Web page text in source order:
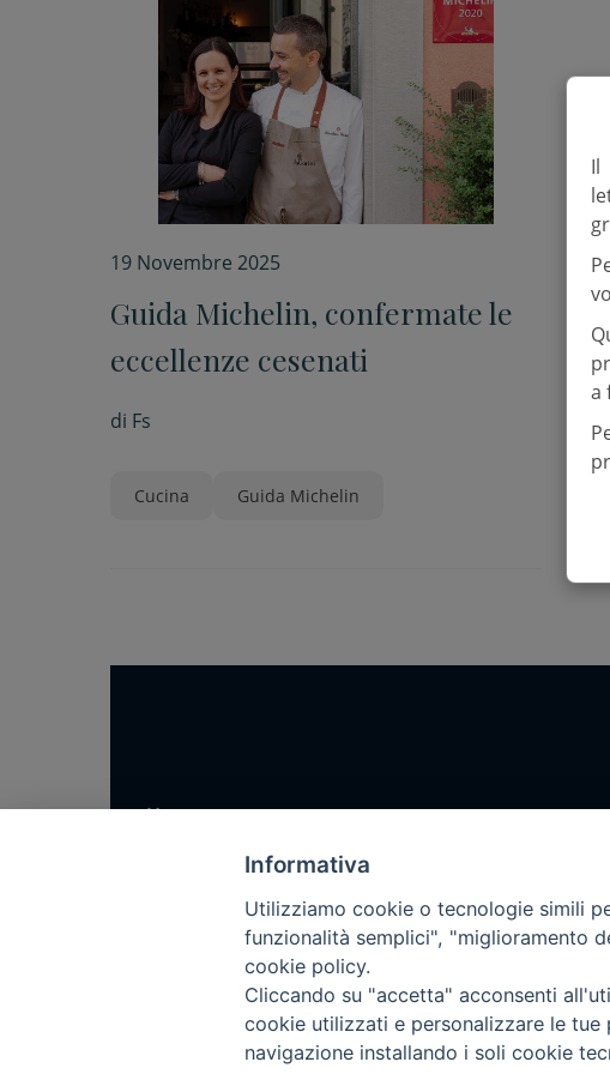
19 Novembre 2025
Guida Michelin, confermate le
eccellenze cesenati
di Fs
Cucina Guida Michelin
6
di
Home
Come abbonarsi
Il
a
Informativa
Utilizziamo cookie o tecnologie simili
funzionalità semplici", "miglioramento
cookie policy.
Cliccando su "accetta" acconsenti
cookie utilizzati e personalizzare le
navigazione installando i soli cookie